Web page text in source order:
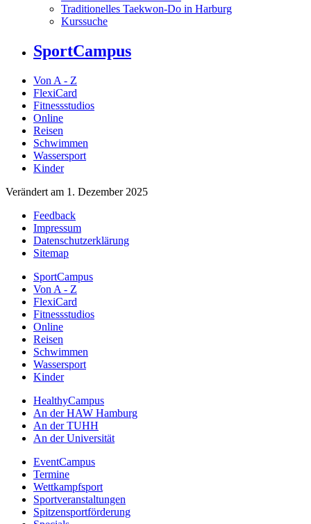
Traditionelles Taekwon-Do in Harburg
Kurssuche
SportCampus
Von A - Z
FlexiCard
Fitnessstudios
Online
Reisen
Schwimmen
Wassersport
Kinder
Verändert am 1. Dezember 2025
Feedback
Impressum
Datenschutzerklärung
Sitemap
SportCampus
Von A - Z
FlexiCard
Fitnessstudios
Online
Reisen
Schwimmen
Wassersport
Kinder
HealthyCampus
An der HAW Hamburg
An der TUHH
An der Universität
EventCampus
Termine
Wettkampfsport
Sportveranstaltungen
Spitzensportförderung